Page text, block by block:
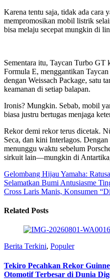
Karena tentu saja, tidak ada cara
mempromosikan mobil listrik
bisa melaju secepat mungkin di
Sementara itu, Taycan Turbo GT
Formula E, menggantikan
dengan Weissach Package, satu
keamanan di setiap balapan.
Ironis? Mungkin. Sebab, mobil
biasa justru bertugas menjaga
Rekor demi rekor terus dicetak.
Seca, dan kini Interlagos.
menunggu waktu sebelum
sirkuit lain—mungkin di
Gelombang Hijau Yamaha:
Selamatkan Bumi Antusiasme
Cross Laris Manis, Konsumen
Related Posts
Berita Terkini, Populer
Tekiro Pecahkan Rekor
Otomotif Terbesar di Dunia